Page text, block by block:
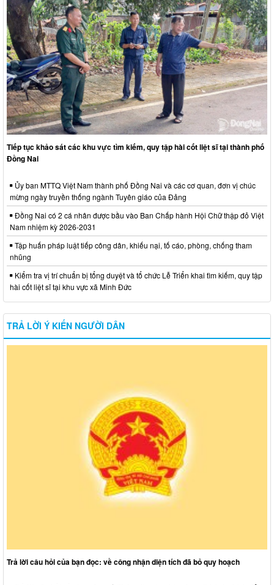
Tiếp tục khảo sát các khu vực tìm kiếm, quy tập hài cốt liệt sĩ tại thành phố
Đồng Nai
Ủy ban MTTQ Việt Nam thành phố Đồng Nai và các cơ quan, đơn vị chúc
mừng ngày truyền thống ngành Tuyên giáo của Đảng
Đồng Nai có 2 cá nhân được bầu vào Ban Chấp hành Hội Chữ thập đỏ Việt
Nam nhiệm kỳ 2026-2031
Tập huấn pháp luật tiếp công dân, khiếu nại, tố cáo, phòng, chống tham
nhũng
Kiểm tra vị trí chuẩn bị tổng duyệt và tổ chức Lễ Triển khai tìm kiếm, quy tập
hài cốt liệt sĩ tại khu vực xã Minh Đức
TRẢ LỜI Ý KIẾN NGƯỜI DÂN
Trả lời câu hỏi của bạn đọc: về công nhận diện tích đã bỏ quy hoạch